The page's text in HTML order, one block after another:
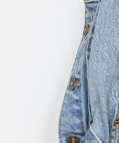
Montag - Freitag : 8:30 -
Samstag - Sonntag : 8:30 -